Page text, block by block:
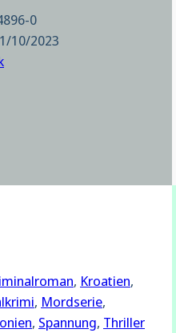
0
10/2023
, Kroatien
, Mordserie
, Spannung, Thriller